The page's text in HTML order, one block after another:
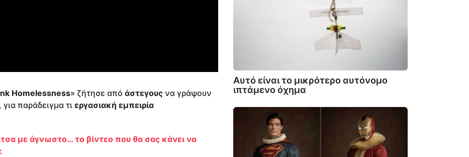
Homelessness» ζήτησε από άστεγους να γράψουν
παράδειγμα τι εργασιακή εμπειρία
με άγνωστο… το βίντεο που θα σας κάνει να
Αυτό είναι το μικρότερο αυτόνομο
ιπτάμενο όχημα